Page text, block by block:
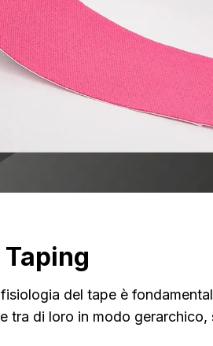
del tape è
tra di loro in modo gerarchico,